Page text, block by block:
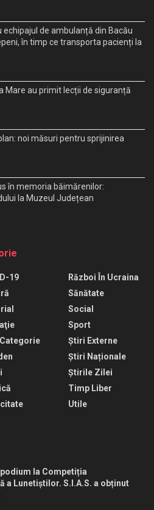
de ambulanță din Bacău
în timp ce transporta pacienți la
Mare au primit lecții de siguranță
noi măsuri pentru sprijinirea
în memoria băimărenilor:
la Muzeul Județean
19
Război În Ucraina
Sănătate
Social
Sport
Știri Externe
Știri Naționale
Știrile Zilei
Timp Liber
Utile
podium la Competiția
a Lunetiștilor. S.I.A.S. a obținut